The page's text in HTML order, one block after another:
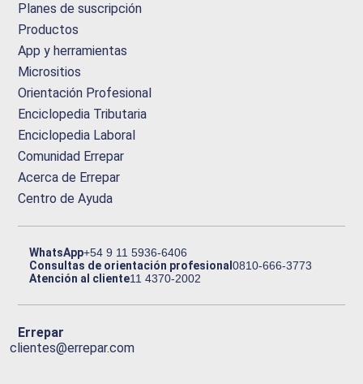
Planes de suscripción
Productos
App y herramientas
Micrositios
Orientación Profesional
Enciclopedia Tributaria
Enciclopedia Laboral
Comunidad Errepar
Acerca de Errepar
Centro de Ayuda
WhatsApp+54 9 11 5936-6406
Consultas de orientación profesional0810-666-3773
Atención al cliente11 4370-2002
Errepar
clientes@errepar.com